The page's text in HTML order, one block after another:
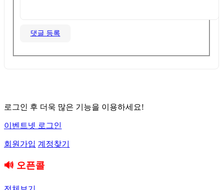
댓글 등록
로그인 후 더욱 많은 기능을 이용하세요!
이벤트넷 로그인
회원가입 계정찾기
🔊 오픈콜